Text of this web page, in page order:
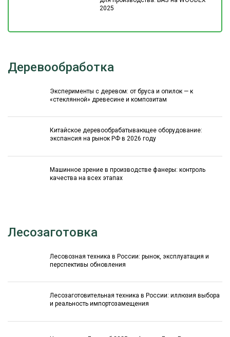
2025
Деревообработка
Эксперименты с деревом: от бруса и опилок — к
«стеклянной» древесине и композитам
Китайское деревообрабатывающее оборудование:
экспансия на рынок РФ в 2026 году
Машинное зрение в производстве фанеры: контроль
качества на всех этапах
Лесозаготовка
Лесовозная техника в России: рынок, эксплуатация и
перспективы обновления
Лесозаготовительная техника в России: иллюзия выбора
и реальность импортозамещения